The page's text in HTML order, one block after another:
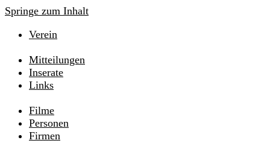
Springe zum Inhalt
Verein
Mitteilungen
Inserate
Links
Filme
Personen
Firmen